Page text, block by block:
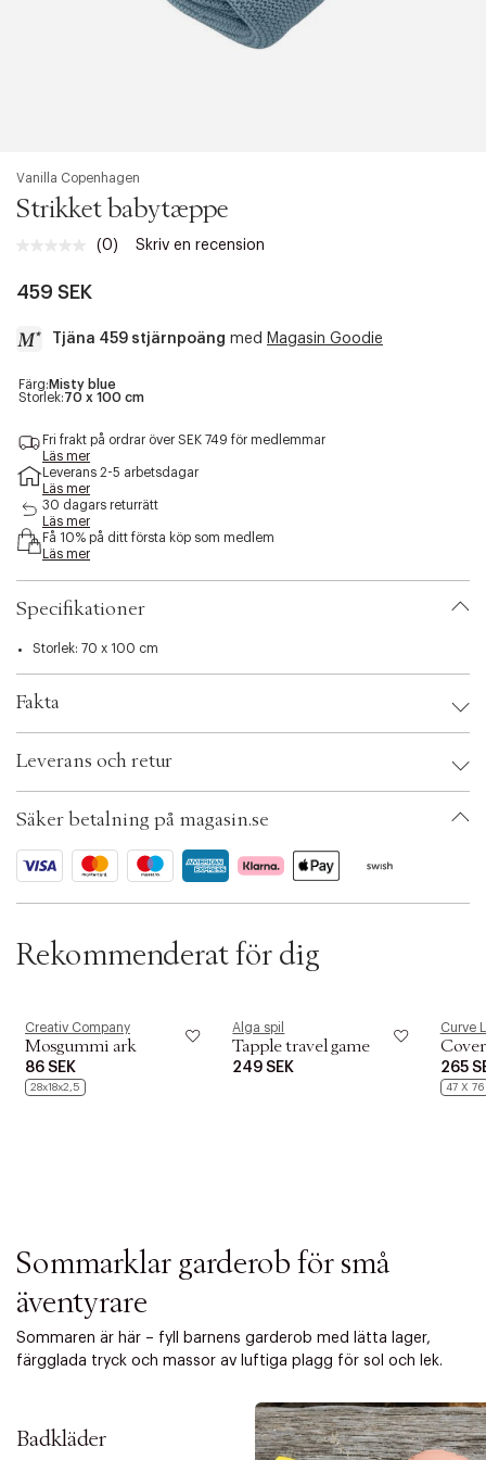
Vanilla Copenhagen
Strikket babytæppe
Inget
sida.
(0) Skriv en recension
459 SEK
Tjäna 459 stjärnpoäng med Magasin Goodie
a
c
e
s
s
i
i
t
a
r
a
t
o
n
s
t
Färg: Misty blue
Storlek:70 x 100 cm
Fri frakt på ordrar över SEK 749 för medlemmar
Läs mer
Leverans 2-5 arbetsdagar
Läs mer
30 dagars returrätt
Läs mer
Få 10% på ditt första köp som medlem
Läs mer
Specifikationer
Storlek: 70 x 100 cm
Fakta
EAN: 5710098126111
SKU: S15383278
Leverans och retur
Säker betalning på magasin.se
Rekommenderat för dig
Creativ Company
Mosgummi ark
86 SEK
28x18x2,5
Alga spil
Tapple travel game
249 SEK
Curve
265
47 X 76
Sommarklar garderob för små
äventyrare
Sommaren är här – fyll barnens garderob med lätta lager,
färgglada tryck och massor av luftiga plagg för sol och lek.
Badkläder